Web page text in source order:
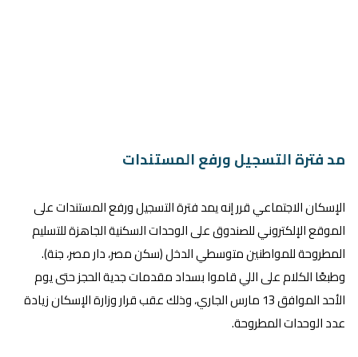
مد فترة التسجيل ورفع المستندات
الإسكان الاجتماعي قرر إنه يمد فترة التسجيل ورفع المستندات على
الموقع الإلكتروني للصندوق على الوحدات السكنية الجاهزة للتسليم
المطروحة للمواطنين متوسطي الدخل (سكن مصر، دار مصر، جنة).
وطبعًا الكلام على اللي قاموا بسداد مقدمات جدية الحجز حتى يوم
الأحد الموافق 13 مارس الجاري، وذلك عقب قرار وزارة الإسكان زيادة
عدد الوحدات المطروحة.